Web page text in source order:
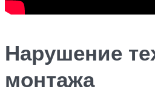
Нарушение
монтажа